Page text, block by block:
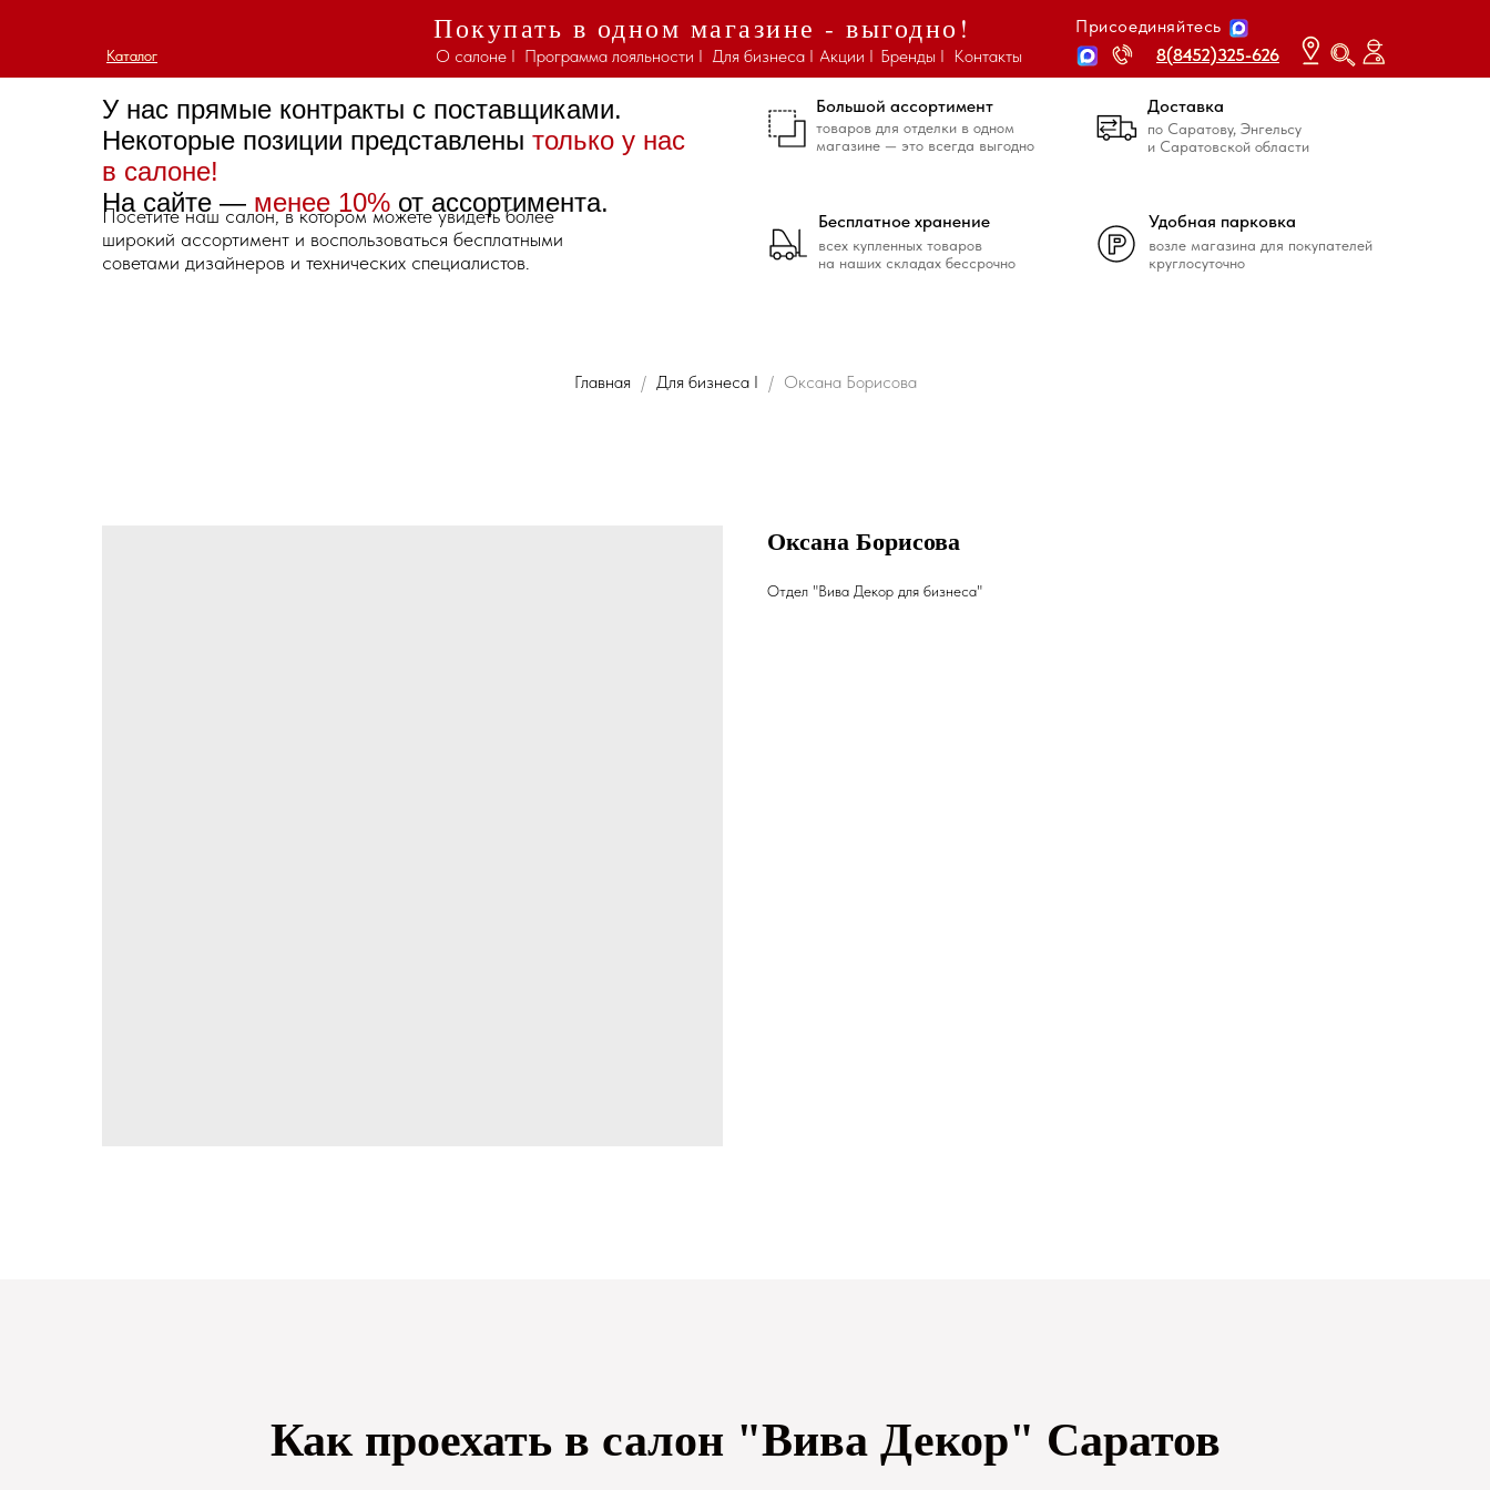
8(8452)325-626
8(8452)325-626
Покупать в одном магазине - выгодно!
Контакты
Бренды I
Акции I
Для бизнеса I
Присоединяйтесь
Каталог
Каталог Программа лояльности I
О салоне I
возле магазина для покупателей
круглосуточно
Удобная парковка
всех купленных товаров
на наших складах бессрочно
Бесплатное хранение
товаров для отделки в одном
магазине — это всегда выгодно
Большой ассортимент
по Саратову, Энгельсу
и Саратовской области
Доставка
У нас прямые контракты с поставщиками.
Некоторые позиции представлены только у нас
в салоне!
На сайте — менее 10% от ассортимента.
Посетите наш салон, в котором можете увидеть более
широкий ассортимент и воспользоваться бесплатными
советами дизайнеров и технических специалистов.
Главная Для бизнеса I Оксана Борисова
Оксана Борисова
Отдел "Вива Декор для бизнеса"
Как проехать в салон "Вива Декор" Саратов